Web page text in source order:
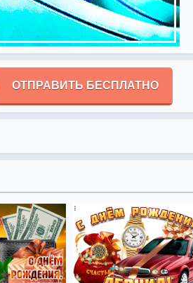
ОТПРАВИТЬ БЕСПЛАТНО